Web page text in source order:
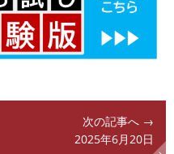
次の記事へ →
2025年6月20日